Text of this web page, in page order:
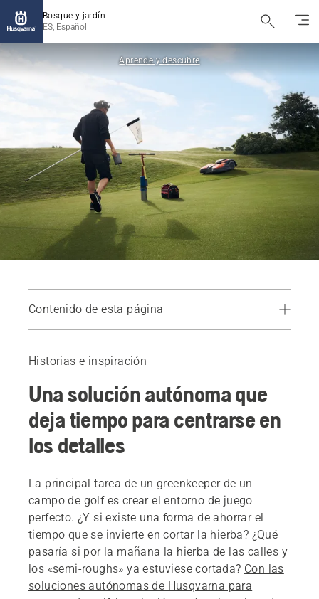
Bosque y jardín
ES, Español
Aprende y descubre
Contenido de esta página
Una solución para ahorrar tiempo
Campo de golf de Österåker
Reserva una demostración
Leer más
Historias e inspiración
Una solución autónoma que
deja tiempo para centrarse en
los detalles
La principal tarea de un greenkeeper de un
campo de golf es crear el entorno de juego
perfecto. ¿Y si existe una forma de ahorrar el
tiempo que se invierte en cortar la hierba? ¿Qué
pasaría si por la mañana la hierba de las calles y
los «semi-roughs» ya estuviese cortada? Con las
soluciones autónomas de Husqvarna para